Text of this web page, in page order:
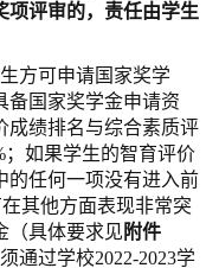
项评审的，责任由学生
方可申请国家奖学
备国家奖学金申请资
成绩排名与综合素质评
如果学生的智育评价
的任何一项没有进入前
其他方面表现非常突
（具体要求见 附件
通过学校2022-2023学